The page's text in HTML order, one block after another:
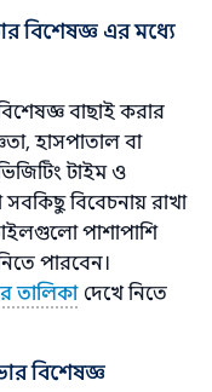
বিশেষজ্ঞ এর মধ্যে
বাছাই করার
হাসপাতাল বা
টাইম ও
বিবেচনায় রাখা
পাশাপাশি
পারবেন।
তালিকা দেখে নিতে
বিশেষজ্ঞ